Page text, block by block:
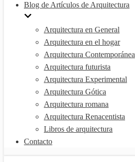
Blog de Artículos de Arquitectura
Arquitectura en General
Arquitectura en el hogar
Arquitectura Contemporánea
Arquitectura futurista
Arquitectura Experimental
Arquitectura Gótica
Arquitectura romana
Arquitectura Renacentista
Libros de arquitectura
Contacto